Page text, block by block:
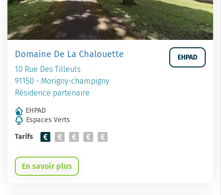
Domaine De La Chalouette
10 Rue Des Tilleuls
91150 - Morigny-champigny
Résidence partenaire
EHPAD
EHPAD
Espaces Verts
Tarifs
En savoir plus